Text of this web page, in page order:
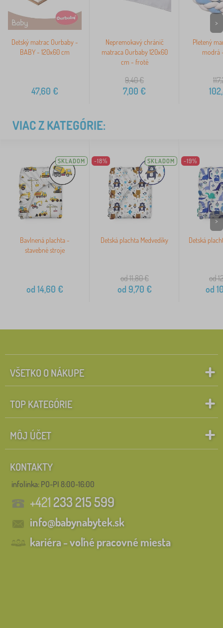
Detský matrac Ourbaby -
BABY - 120x60 cm
47,60 €
Nepremokavý chránič
matraca Ourbaby 120x60
cm - froté
9,40€
7,00 €
Pletený
modrá
>
VIAC Z KATEGÓRIE:
SKLADOM
Bavlnená plachta -
stavebné stroje
od 14,60 €
-18% SKLADOM
Detská plachta Medvedíky
od 11,80€
od 9,70 €
-19%
Detská
od
od
>
VŠETKO O NÁKUPE
TOP KATEGÓRIE
MÔJ ÚČET
KONTAKTY
infolinka: PO-PI 8:00-16:00
+421233 215 599
info@babynabytek.sk
kariéra - voľné pracovné miesta